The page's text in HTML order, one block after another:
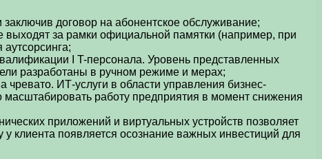
договор на абонентское обслуживание;
за рамки официальной памятки (например, при
I T-персонала. Уровень представленных
разработаны в ручном режиме и мерах;
ИТ-услуги в области управления бизнес-
работу предприятия в момент снижения
приложений и виртуальных устройств позволяет
клиента появляется осознание важных инвестиций для